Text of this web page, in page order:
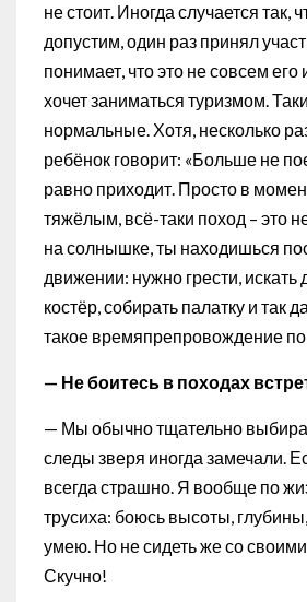
не стоит. Иногда случается так,
допустим, один раз принял
понимает, что это не совсем
хочет заниматься туризмом.
нормальные. Хотя, несколько
ребёнок говорит: «Больше не
равно приходит. Просто в
тяжёлым, всё-таки поход – это
на солнышке, ты находишься
движении: нужно грести, искать
костёр, собирать палатку и так
такое времяпрепровождение
— Не боитесь в походах
— Мы обычно тщательно
следы зверя иногда замечали.
всегда страшно. Я вообще по
трусиха: боюсь высоты,
умею. Но не сидеть же со
Скучно!